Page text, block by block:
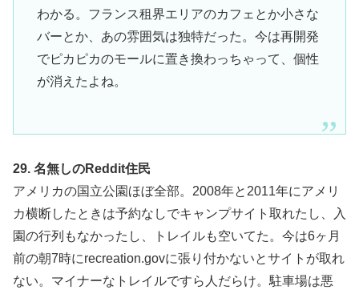
わかる。フランス租界エリアのカフェとか小さな
バーとか、あの雰囲気は独特だった。今は再開発
でピカピカのモールに置き換わっちゃって、個性
が消えたよね。
29. 名無しのReddit住民
アメリカの国立公園ほぼ全部。2008年と2011年にアメリ
カ横断したときは予約なしでキャンプサイト取れたし、入
園の行列もなかったし、トレイルも空いてた。今は6ヶ月
前の朝7時にrecreation.govに張り付かないとサイトが取れ
ない。マイナーなトレイルですら人だらけ。駐車場は悪